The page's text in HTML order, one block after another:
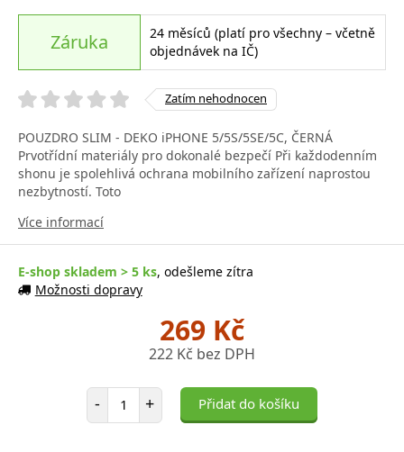
Záruka
24 měsíců (platí pro všechny – včetně
objednávek na IČ)
Zatím nehodnocen
POUZDRO SLIM - DEKO iPHONE 5/5S/5SE/5C, ČERNÁ
Prvotřídní materiály pro dokonalé bezpečí Při každodenním
shonu je spolehlivá ochrana mobilního zařízení naprostou
nezbytností. Toto
Více informací
E-shop skladem > 5 ks, odešleme zítra
Možnosti dopravy
269 Kč
222 Kč bez DPH
- Počet položek
+ Přidat do košíku